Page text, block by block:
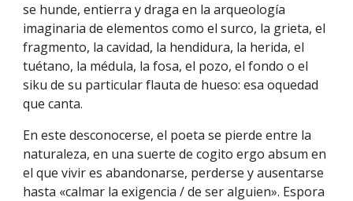
se hunde, entierra y draga en la arqueología
imaginaria de elementos como el surco, la grieta, el
fragmento, la cavidad, la hendidura, la herida, el
tuétano, la médula, la fosa, el pozo, el fondo o el
siku de su particular flauta de hueso: esa oquedad
que canta.
En este desconocerse, el poeta se pierde entre la
naturaleza, en una suerte de cogito ergo absum en
el que vivir es abandonarse, perderse y ausentarse
hasta «calmar la exigencia / de ser alguien». Espora